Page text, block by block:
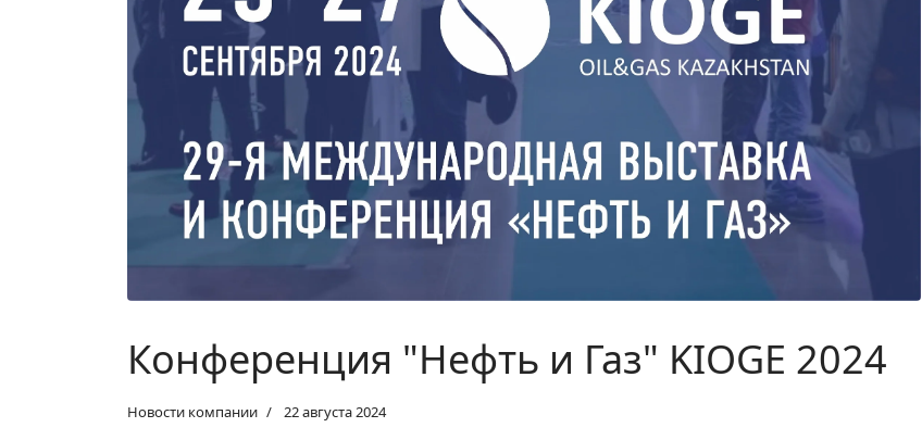
Конференция "Нефть и Газ" KIOGE 2024
Новости компании 22 августа 2024